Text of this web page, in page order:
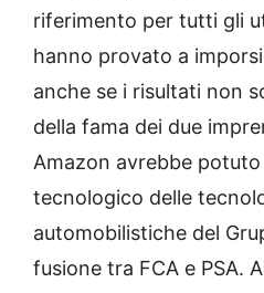
riferimento per tutti gli
hanno provato a
anche se i risultati non
della fama dei due
Amazon avrebbe
tecnologico delle
automobilistiche del
fusione tra FCA e PSA.